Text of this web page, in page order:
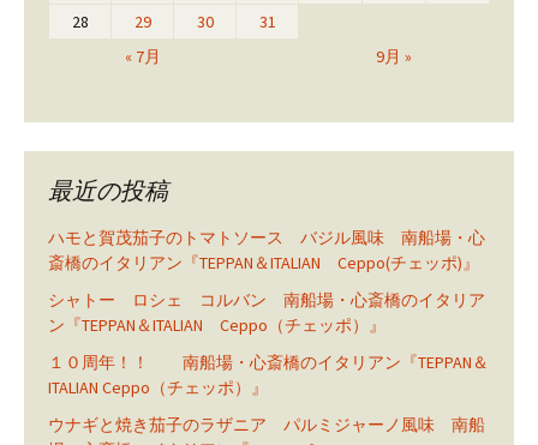
« 7月 9月 »
28
29 30 31
最近の投稿
ハモと賀茂茄子のトマトソース バジル風味 南船場・心
斎橋のイタリアン『TEPPAN＆ITALIAN Ceppo(チェッポ)』
シャトー ロシェ コルバン 南船場・心斎橋のイタリア
ン『TEPPAN＆ITALIAN Ceppo（チェッポ）』
１０周年！！ 南船場・心斎橋のイタリアン『TEPPAN＆
ITALIAN Ceppo（チェッポ）』
ウナギと焼き茄子のラザニア パルミジャーノ風味 南船